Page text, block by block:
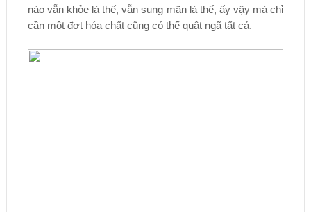
nào vẫn khỏe là thế, vẫn sung mãn là thế, ấy vậy mà chỉ
cần một đợt hóa chất cũng có thể quật ngã tất cả.